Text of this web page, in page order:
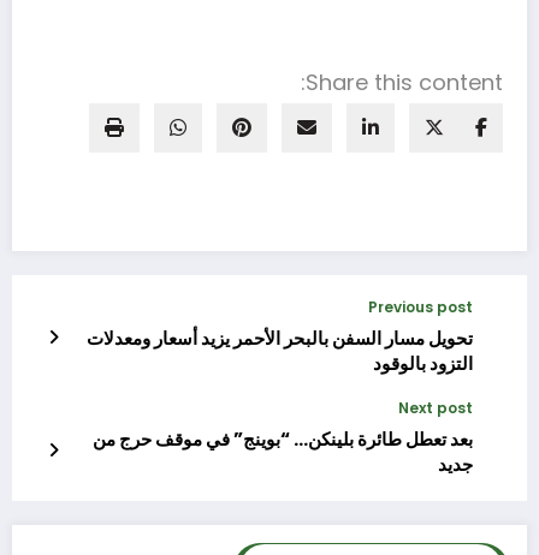
Share this content:
Previous post
تحويل مسار السفن بالبحر الأحمر يزيد أسعار ومعدلات
التزود بالوقود
Next post
بعد تعطل طائرة بلينكن… “بوينج” في موقف حرج من
جديد